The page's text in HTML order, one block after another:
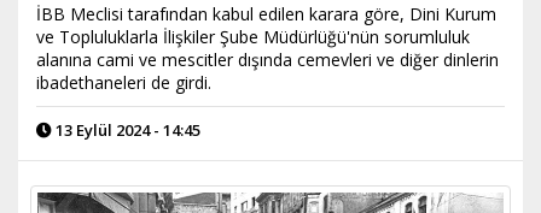
İBB Meclisi tarafından kabul edilen karara göre, Dini Kurum
ve Topluluklarla İlişkiler Şube Müdürlüğü'nün sorumluluk
alanına cami ve mescitler dışında cemevleri ve diğer dinlerin
ibadethaneleri de girdi.
13 Eylül 2024 - 14:45